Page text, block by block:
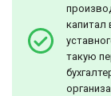
капитал
такую